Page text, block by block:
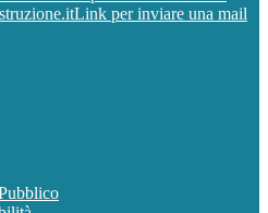
Link per inviare una mail